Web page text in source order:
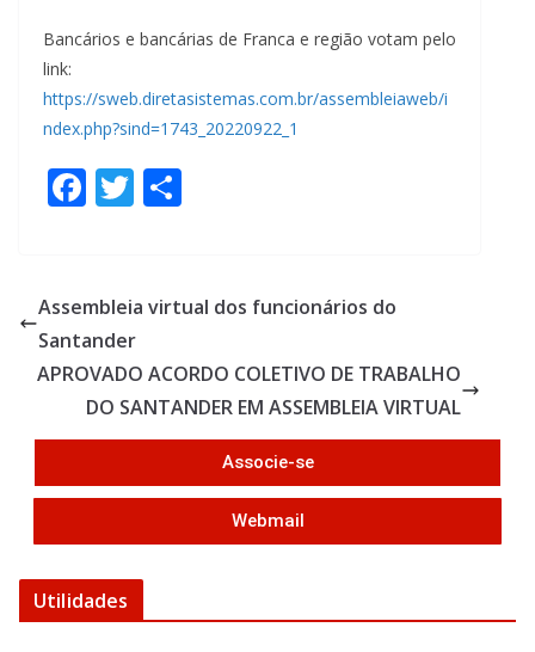
Bancários e bancárias de Franca e região votam pelo
link:
https://sweb.diretasistemas.com.br/assembleiaweb/i
ndex.php?sind=1743_20220922_1
F
b
o
o
k
T
er e
Assembleia virtual dos funcionários do
Santander
APROVADO ACORDO COLETIVO DE TRABALHO
DO SANTANDER EM ASSEMBLEIA VIRTUAL
Associe-se
Webmail
Utilidades